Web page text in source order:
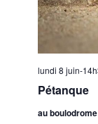
Pétanque
lundi 8 juin-
au